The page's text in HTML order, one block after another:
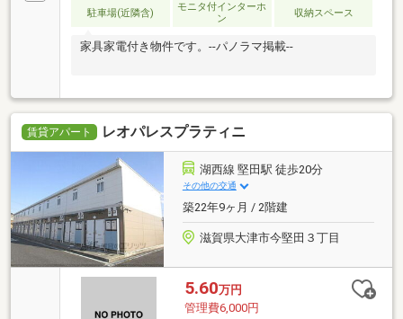
駐車場(近隣含)
モニタ付インターホ
ン
収納スペース
家具家電付き物件です。--パノラマ掲載--
賃貸アパート レオパレスプラティニ
湖西線 堅田駅 徒歩20分
その他の交通
築22年9ヶ月 / 2階建
滋賀県大津市今堅田３丁目
5.60万円
管理費6,000円